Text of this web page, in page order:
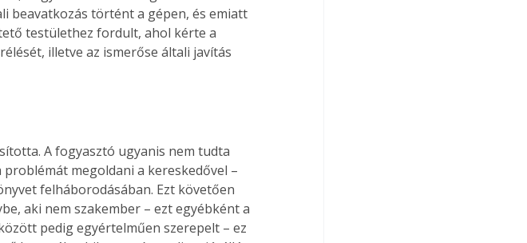
a
az
beavatkozás történt a gépen, és emiatt
testülethez fordult, ahol kérte a
illetve az ismerőse általi javítás
A fogyasztó ugyanis nem tudta
megoldani a kereskedővel –
felháborodásában. Ezt követően
aki nem szakember – ezt egyébként a
pedig egyértelműen szerepelt – ez